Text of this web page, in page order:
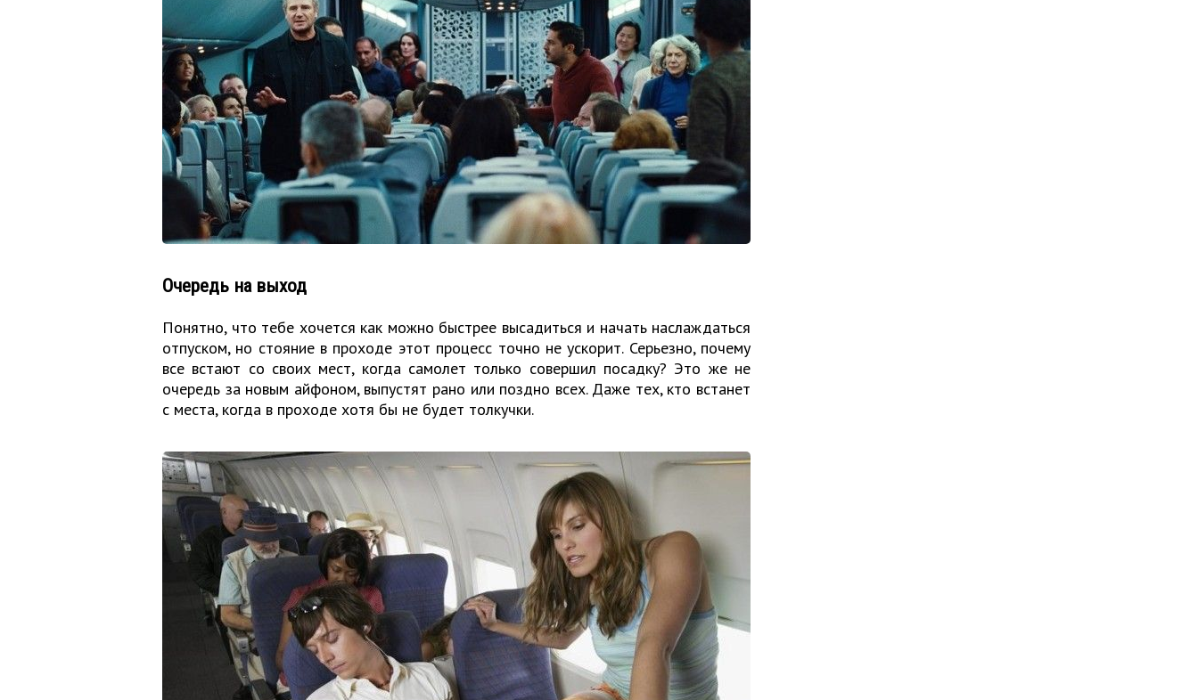
Очередь на выход
Понятно, что тебе хочется как можно быстрее высадиться и начать наслаждаться
отпуском, но стояние в проходе этот процесс точно не ускорит. Серьезно, почему
все встают со своих мест, когда самолет только совершил посадку? Это же не
очередь за новым айфоном, выпустят рано или поздно всех. Даже тех, кто встанет
с места, когда в проходе хотя бы не будет толкучки.